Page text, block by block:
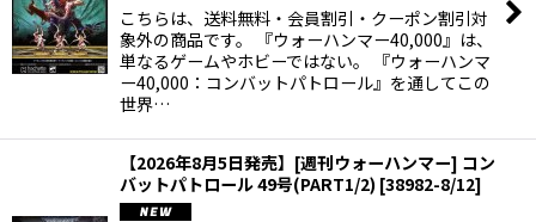
こちらは、送料無料・会員割引・クーポン割引対
象外の商品です。 『ウォーハンマー40,000』は、
単なるゲームやホビーではない。 『ウォーハンマ
ー40,000：コンバットパトロール』を通してこの
世界…
【2026年8月5日発売】[週刊ウォーハンマー] コン
バットパトロール 49号(PART1/2) [38982-8/12]